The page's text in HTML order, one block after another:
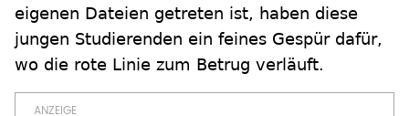
eigenen Dateien getreten ist, haben diese
jungen Studierenden ein feines Gespür dafür,
wo die rote Linie zum Betrug verläuft.